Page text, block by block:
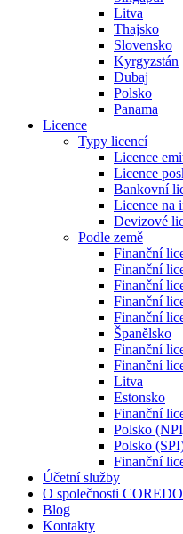
Litva
Thajsko
Slovensko
Kyrgyzstán
Dubaj
Polsko
Panama
Licence
Typy licencí
Licence
Licence
Bankovní
Licence na
Devizové
Podle země
Finanční
Finanční
Finanční
Finanční
Finanční
Španělsko
Finanční
Finanční
Litva
Estonsko
Finanční
Polsko
Polsko
Finanční
Účetní služby
O společnosti COREDO
Blog
Kontakty